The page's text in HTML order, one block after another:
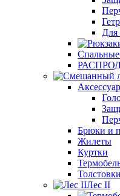
Для
Брюки и
Жилеты
Куртки
Толстовки
Лес II